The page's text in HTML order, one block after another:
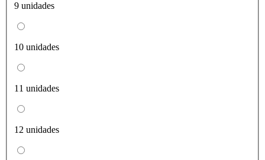
9 unidades
10 unidades
11 unidades
12 unidades